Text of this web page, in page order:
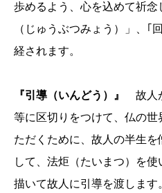
歩めるよう、心を込めて​​祈
（じゅうぶつみょう）」、｢
経されます。
『引導（いんどう）』 故人
等に区切りをつけて、仏の
ただくために、故人の半生
して、法炬（たいまつ）を
描いて故人に引導を渡します